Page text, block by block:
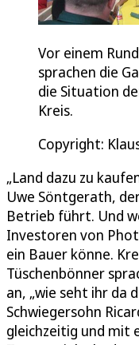
Vor einem
sprachen die
die Situation
Kreis.
Copyright:
„Land dazu zu
Uwe Söntgerath,
Betrieb führt. Und
Investoren von
ein Bauer könne.
Tüschenbönner
an, „wie seht ihr da
Schwiegersohn
gleichzeitig und mit